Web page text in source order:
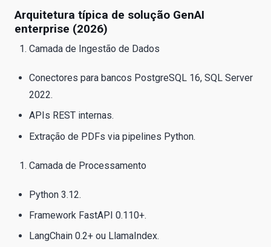
Arquitetura típica de solução GenAI
enterprise (2026)
Camada de Ingestão de Dados
Conectores para bancos PostgreSQL 16, SQL Server
2022.
APIs REST internas.
Extração de PDFs via pipelines Python.
Camada de Processamento
Python 3.12.
Framework FastAPI 0.110+.
LangChain 0.2+ ou LlamaIndex.